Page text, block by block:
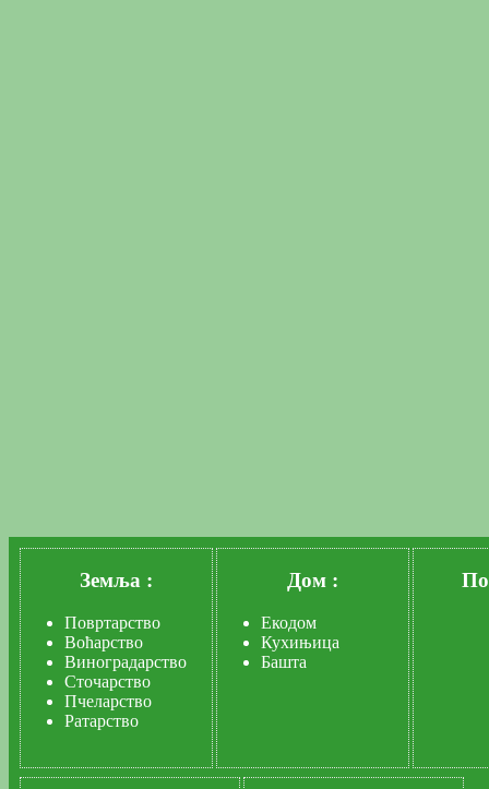
Земља :
Повртарство
Воћарство
Виноградарство
Сточарство
Пчеларство
Ратарство
Дом :
Екодом
Кухињица
Башта